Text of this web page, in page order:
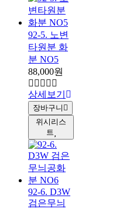
92-5. 노변
타원분 화
분 NO5
88,000원
상세보기
장바구니
위시리스
트
92-6. D3W
검은무늬